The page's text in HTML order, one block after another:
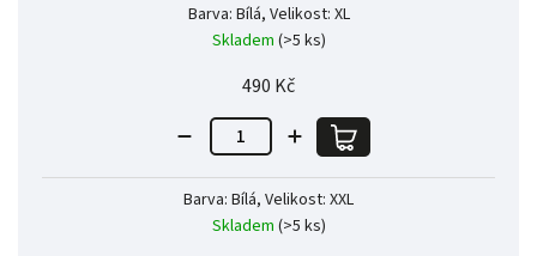
Barva: Bílá, Velikost: XL
Skladem (>5 ks)
490 Kč
Barva: Bílá, Velikost: XXL
Skladem (>5 ks)